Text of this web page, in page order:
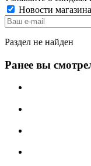
Новости магазина
Раздел не найден
Ранее вы